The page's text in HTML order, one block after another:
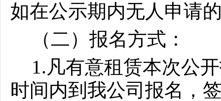
如在公示期内无人申请
（二）报名方式：
1.凡有意租赁本次公
时间内到我公司报名，